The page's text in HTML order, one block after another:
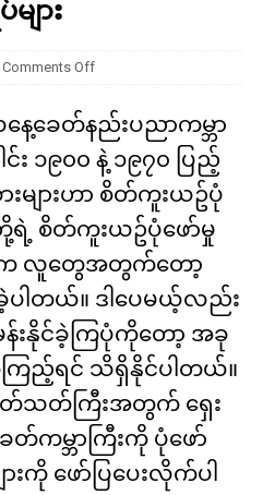
ျား
Comments Off
ခေတ်နည်းပညာကမ္ဘာ
း ၁၉၀၀ နဲ့ ၁၉၇၀ ပြည့်
များဟာ စိတ်ကူးယဥ်ပုံ
ရဲ့ စိတ်ကူးယဥ်ပုံဖော်မှု
က လူတွေအတွက်တော့
ခဲ့ပါတယ်။ ဒါပေမယ့်လည်း
န်းနိုင်ခဲ့ကြပုံကိုတော့ အခု
ကိုကြည့်ရင် သိရှိနိုင်ပါတယ်။
တ်သတ်ကြီးအတွက် ရှေး
ကမ္ဘာကြီးကို ပုံဖော်
ကို ဖော်ပြပေးလိုက်ပါ